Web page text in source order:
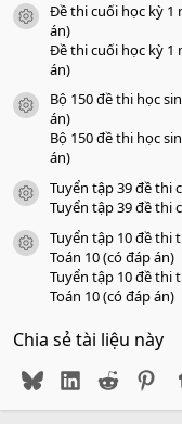
icon tài liệu
Đề thi cuối học kỳ 1
án)
Đề thi cuối học kỳ 1
án)
icon tài liệu
Bộ 150 đề thi học
án)
Bộ 150 đề thi học
án)
icon tài liệu
Tuyển tập 39 đề thi
Tuyển tập 39 đề thi
icon tài liệu
Tuyển tập 10 đề thi
Toán 10 (có đáp án)
Tuyển tập 10 đề thi
Toán 10 (có đáp án)
Chia sẻ tài liệu này
BlueskyLinkedIn
Reddit